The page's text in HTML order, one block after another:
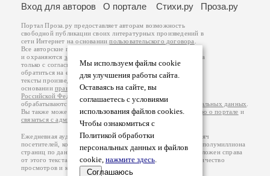
Мы используем файлы cookie
для улучшения работы сайта.
Оставаясь на сайте, вы
соглашаетесь с условиями
использования файлов cookies.
Чтобы ознакомиться с
Политикой обработки
персональных данных и файлов
cookie, нажмите здесь.
Соглашаюсь
Вход для авторов
О портале Стихи.ру Проза.ру
Портал Проза.ру предоставляет авторам возможность
свободной публикации своих литературных произведений в
сети Интернет на основаниипользовательского договора
Все авторские права на произведения принадлежат авторам
и охраняются законом
. Перепечатка произведений возможна
только с согласия его автора, к которому вы можете
обратиться на его авторской странице. Ответственность за
тексты произведений авторы несут самостоятельно на
основанииправил публикацииизаконодательства
Российской Федерации
обрабатываются на основанииПолитики обработки персональных данных
Вы также можете посмотреть более подробнуюинформацию о портале и
связаться с администрацией
Ежедневная аудитория портала Проза.ру – порядка 100 тысяч
посетителей, которые в общей сумме просматривают более полумиллиона
страниц по данным счетчика посещаемости, который расположен справа
от этого текста. В каждой графе указано по две цифры: количество
просмотров и количество посетителей.